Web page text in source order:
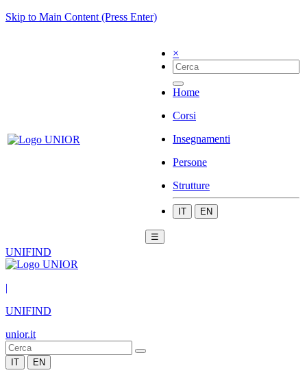
Skip to Main Content (Press Enter)
×
Home
Corsi
Insegnamenti
Persone
Strutture
IT EN
☰
UNIFIND
|
UNIFIND
unior.it
IT EN